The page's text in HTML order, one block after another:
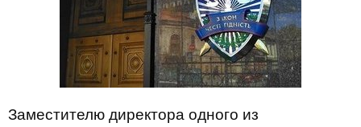
Заместителю директора одного из